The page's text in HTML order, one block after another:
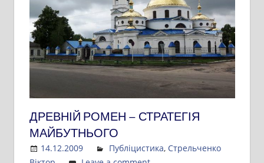
ДРЕВНІЙ РОМЕН – СТРАТЕГІЯ
МАЙБУТНЬОГО
14.12.2009 Admin
Публіцистика, Стрельченко